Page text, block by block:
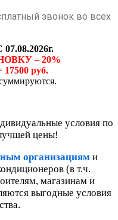
звонок во всех
07.08.2026г.
– 20%
17500 руб.
условия по
цены!
организациям и
(в т.ч.
магазинам и
выгодные условия